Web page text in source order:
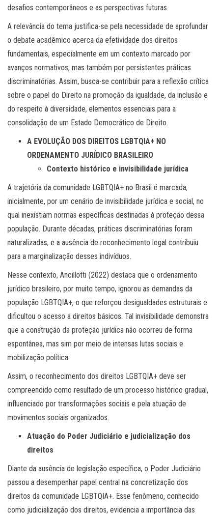
desafios contemporâneos e as perspectivas futuras.
A relevância do tema justifica-se pela necessidade de aprofundar
o debate acadêmico acerca da efetividade dos direitos
fundamentais, especialmente em um contexto marcado por
avanços normativos, mas também por persistentes práticas
discriminatórias. Assim, busca-se contribuir para a reflexão crítica
sobre o papel do Direito na promoção da igualdade, da inclusão e
do respeito à diversidade, elementos essenciais para a
consolidação de um Estado Democrático de Direito.
A EVOLUÇÃO DOS DIREITOS LGBTQIA+ NO
ORDENAMENTO JURÍDICO BRASILEIRO
Contexto histórico e invisibilidade jurídica
A trajetória da comunidade LGBTQIA+ no Brasil é marcada,
inicialmente, por um cenário de invisibilidade jurídica e social, no
qual inexistiam normas específicas destinadas à proteção dessa
população. Durante décadas, práticas discriminatórias foram
naturalizadas, e a ausência de reconhecimento legal contribuiu
para a marginalização desses indivíduos.
Nesse contexto, Ancillotti (2022) destaca que o ordenamento
jurídico brasileiro, por muito tempo, ignorou as demandas da
população LGBTQIA+, o que reforçou desigualdades estruturais e
dificultou o acesso a direitos básicos. Tal invisibilidade demonstra
que a construção da proteção jurídica não ocorreu de forma
espontânea, mas sim por meio de intensas lutas sociais e
mobilização política.
Assim, o reconhecimento dos direitos LGBTQIA+ deve ser
compreendido como resultado de um processo histórico gradual,
influenciado por transformações sociais e pela atuação de
movimentos sociais organizados.
Atuação do Poder Judiciário e judicialização dos
direitos
Diante da ausência de legislação específica, o Poder Judiciário
passou a desempenhar papel central na concretização dos
direitos da comunidade LGBTQIA+. Esse fenômeno, conhecido
como judicialização dos direitos, evidencia a importância das